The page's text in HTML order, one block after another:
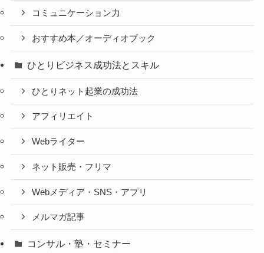
コミュニケーション力
おすすめ本／オーディオブック
ひとりビジネス成功法とスキル
ひとりネット起業の成功法
アフィリエイト
Webライター
ネット販売・フリマ
Webメディア・SNS・アプリ
メルマガ記事
コンサル・塾・セミナー